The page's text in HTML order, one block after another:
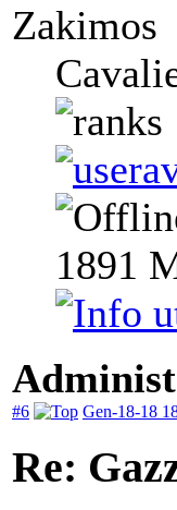
Zakimos
1891
#6 Gen-18-18
Re: